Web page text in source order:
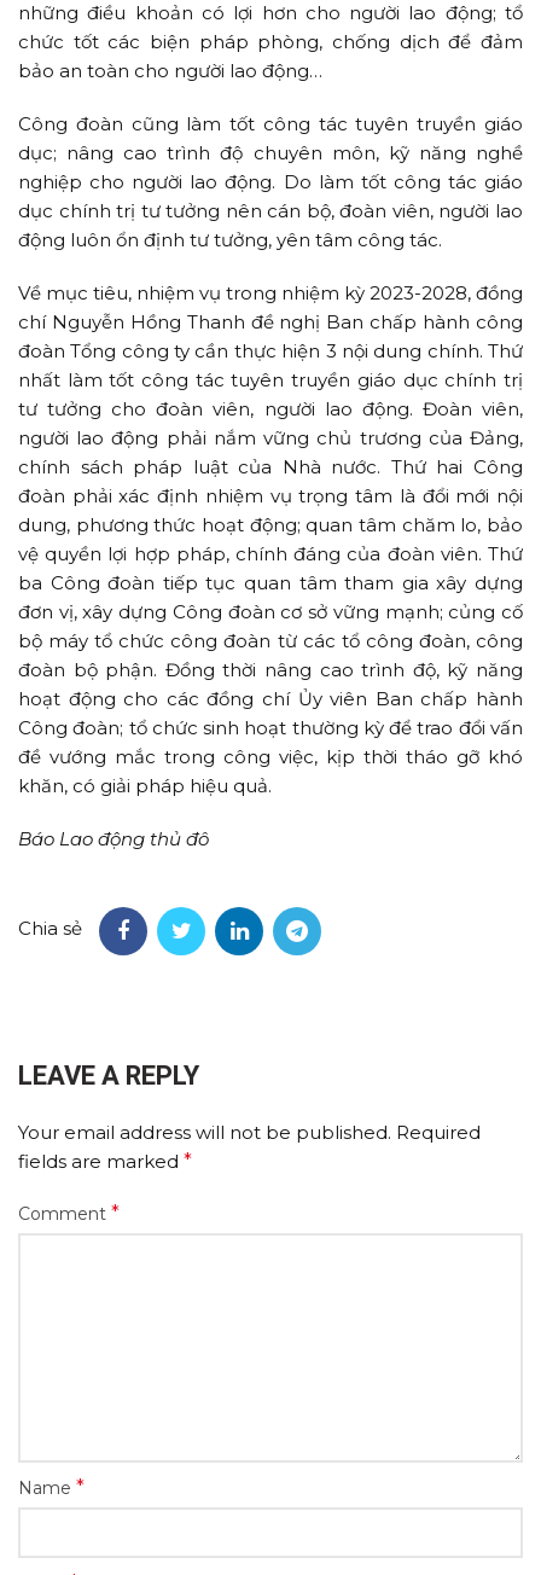
những điều khoản có lợi hơn cho người lao động; tổ
chức tốt các biện pháp phòng, chống dịch để đảm
bảo an toàn cho người lao động…
Công đoàn cũng làm tốt công tác tuyên truyền giáo
dục; nâng cao trình độ chuyên môn, kỹ năng nghề
nghiệp cho người lao động. Do làm tốt công tác giáo
dục chính trị tư tưởng nên cán bộ, đoàn viên, người lao
động luôn ổn định tư tưởng, yên tâm công tác.
Về mục tiêu, nhiệm vụ trong nhiệm kỳ 2023-2028, đồng
chí Nguyễn Hồng Thanh đề nghị Ban chấp hành công
đoàn Tổng công ty cần thực hiện 3 nội dung chính. Thứ
nhất làm tốt công tác tuyên truyền giáo dục chính trị
tư tưởng cho đoàn viên, người lao động. Đoàn viên,
người lao động phải nắm vững chủ trương của Đảng,
chính sách pháp luật của Nhà nước. Thứ hai Công
đoàn phải xác định nhiệm vụ trọng tâm là đổi mới nội
dung, phương thức hoạt động; quan tâm chăm lo, bảo
vệ quyền lợi hợp pháp, chính đáng của đoàn viên. Thứ
ba Công đoàn tiếp tục quan tâm tham gia xây dựng
đơn vị, xây dựng Công đoàn cơ sở vững mạnh; củng cố
bộ máy tổ chức công đoàn từ các tổ công đoàn, công
đoàn bộ phận. Đồng thời nâng cao trình độ, kỹ năng
hoạt động cho các đồng chí Ủy viên Ban chấp hành
Công đoàn; tổ chức sinh hoạt thường kỳ để trao đổi vấn
đề vướng mắc trong công việc, kịp thời tháo gỡ khó
khăn, có giải pháp hiệu quả.
Báo Lao động thủ đô
Chia sẻ
LEAVE A REPLY
Your email address will not be published. Required
fields are marked *
Comment *
Name *